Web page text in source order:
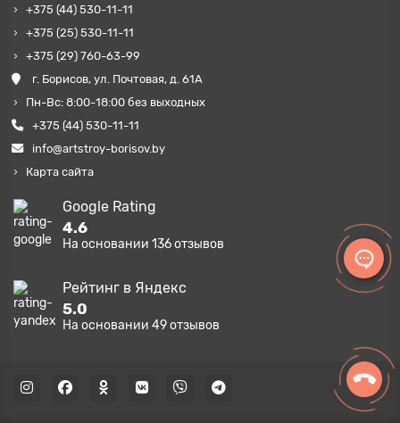
+375 (44) 530-11-11
+375 (25) 530-11-11
+375 (29) 760-63-99
г. Борисов, ул. Почтовая, д. 61А
Пн-Вс: 8:00-18:00 без выходных
+375 (44) 530-11-11
info@artstroy-borisov.by
Карта сайта
Google Rating
4.6
На основании 136отзывов
Рейтинг в Яндекс
5.0
На основании 49отзывов